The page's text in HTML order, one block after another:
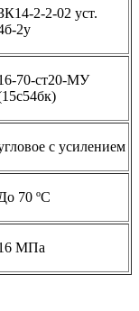
2-2-02 уст.
2у
70-ст20-МУ
с усилением
70 ºС
МПа